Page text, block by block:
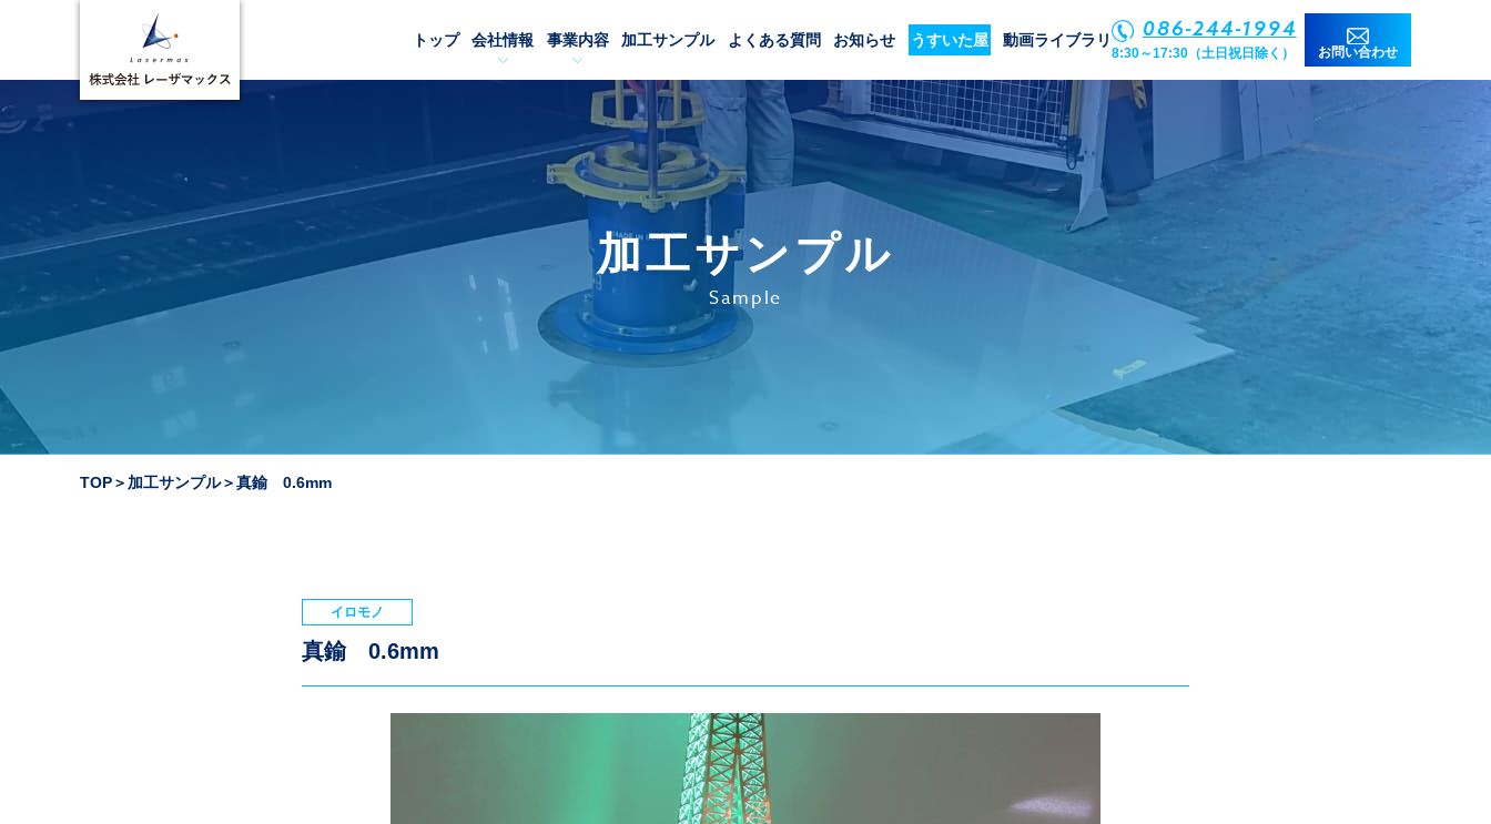
トップ 会社情報 事業内容 加工サンプル よくある質問 お知らせ うすいた屋 動画ライブラリ 086-244-1994
8:30～17:30（土日祝日除く） お問い合わせ
加工サンプル
Sample
TOP＞ 加工サンプル＞真鍮 0.6mm
イロモノ
真鍮 0.6mm